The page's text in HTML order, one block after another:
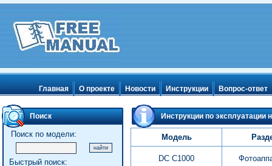
Главная О проекте Новости Инструкции Вопрос-ответ
Поиск
Поиск по модели:
Быстрый поиск:
Инструкции по эксплуатации
Модель
DC C1000